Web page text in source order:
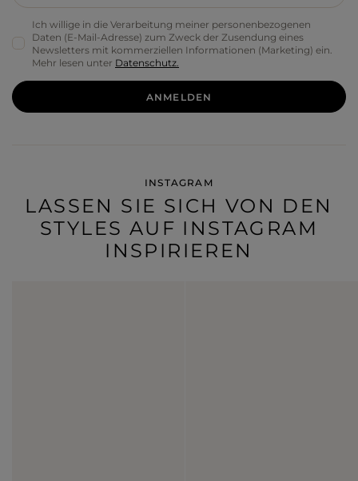
Ich willige in die Verarbeitung meiner personenbezogenen
Daten (E-Mail-Adresse) zum Zweck der Zusendung eines
Newsletters mit kommerziellen Informationen (Marketing) ein.
Mehr lesen unter Datenschutz.
ANMELDEN
INSTAGRAM
LASSEN SIE SICH VON DEN
STYLES AUF INSTAGRAM
INSPIRIEREN